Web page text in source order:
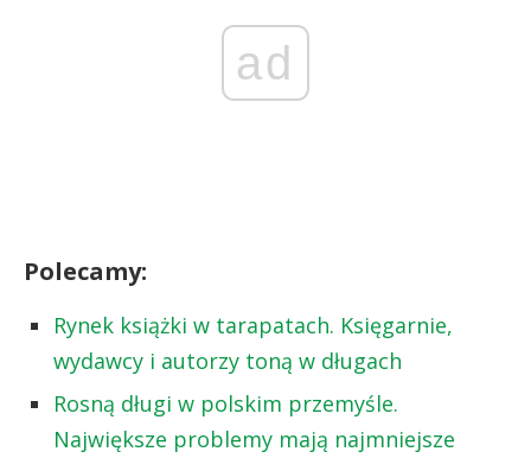
ad
Polecamy:
Rynek książki w tarapatach. Księgarnie,
wydawcy i autorzy toną w długach
Rosną długi w polskim przemyśle.
Największe problemy mają najmniejsze